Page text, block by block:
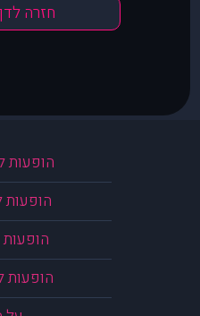
חזרה
הופעות
הופעות
הופעות